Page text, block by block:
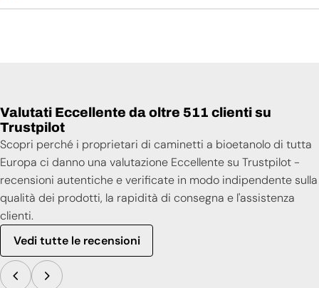
Valutati Eccellente da oltre 511 clienti su
Trustpilot
Scopri perché i proprietari di caminetti a bioetanolo di tutta
Europa ci danno una valutazione Eccellente su Trustpilot -
recensioni autentiche e verificate in modo indipendente sulla
qualità dei prodotti, la rapidità di consegna e l'assistenza
clienti.
Vedi tutte le recensioni